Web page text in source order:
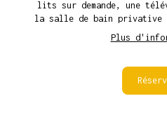
lits sur demande, une
la salle de bain
Plus